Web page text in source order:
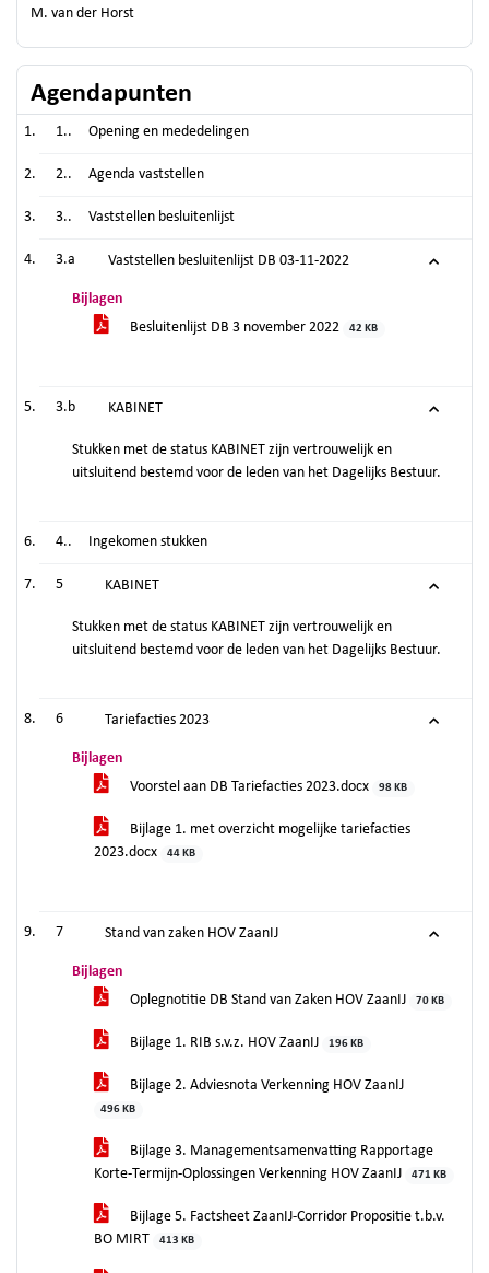
M. van der Horst
Agendapunten
1.. Opening en mededelingen
2.. Agenda vaststellen
3.. Vaststellen besluitenlijst
3.a Vaststellen besluitenlijst DB 03-11-2022
Bijlagen
Besluitenlijst DB 3 november 2022
42 KB
3.b KABINET
Stukken met de status KABINET zijn vertrouwelijk en
uitsluitend bestemd voor de leden van het Dagelijks Bestuur.
4.. Ingekomen stukken
5 KABINET
Stukken met de status KABINET zijn vertrouwelijk en
uitsluitend bestemd voor de leden van het Dagelijks Bestuur.
6 Tariefacties 2023
Bijlagen
Voorstel aan DB Tariefacties 2023.docx
98 KB
Bijlage 1. met overzicht mogelijke tariefacties
2023.docx
44 KB
7 Stand van zaken HOV ZaanIJ
Bijlagen
Oplegnotitie DB Stand van Zaken HOV ZaanIJ
70 KB
Bijlage 1. RIB s.v.z. HOV ZaanIJ 196 KB
Bijlage 2. Adviesnota Verkenning HOV ZaanIJ
496 KB
Bijlage 3. Managementsamenvatting Rapportage
Korte-Termijn-Oplossingen Verkenning HOV ZaanIJ
471 KB
Bijlage 5. Factsheet ZaanIJ-Corridor Propositie t.b.v.
BO MIRT
413 KB